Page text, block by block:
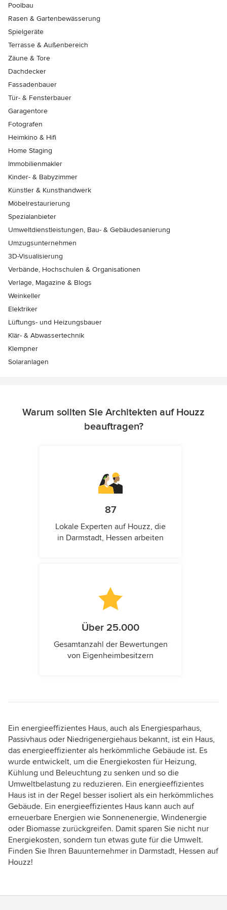
Poolbau
Rasen & Gartenbewässerung
Spielgeräte
Terrasse & Außenbereich
Zäune & Tore
Dachdecker
Fassadenbauer
Tür- & Fensterbauer
Garagentore
Fotografen
Heimkino & Hifi
Home Staging
Immobilienmakler
Kinder- & Babyzimmer
Künstler & Kunsthandwerk
Möbelrestaurierung
Spezialanbieter
Umweltdienstleistungen, Bau- & Gebäudesanierung
Umzugsunternehmen
3D-Visualisierung
Verbände, Hochschulen & Organisationen
Verlage, Magazine & Blogs
Weinkeller
Elektriker
Lüftungs- und Heizungsbauer
Klär- & Abwassertechnik
Klempner
Solaranlagen
Warum sollten Sie Architekten auf Houzz
beauftragen?
87
Lokale Experten auf Houzz, die
in Darmstadt, Hessen arbeiten
Über 25.000
Gesamtanzahl der Bewertungen
von Eigenheimbesitzern
Ein energieeffizientes Haus, auch als Energiesparhaus,
Passivhaus oder Niedrigenergiehaus bekannt, ist ein Haus,
das energieeffizienter als herkömmliche Gebäude ist. Es
wurde entwickelt, um die Energiekosten für Heizung,
Kühlung und Beleuchtung zu senken und so die
Umweltbelastung zu reduzieren. Ein energieeffizientes
Haus ist in der Regel besser isoliert als ein herkömmliches
Gebäude. Ein energieeffizientes Haus kann auch auf
erneuerbare Energien wie Sonnenenergie, Windenergie
oder Biomasse zurückgreifen. Damit sparen Sie nicht nur
Energiekosten, sondern tun etwas gute für die Umwelt.
Finden Sie Ihren Bauunternehmer in Darmstadt, Hessen auf
Houzz!